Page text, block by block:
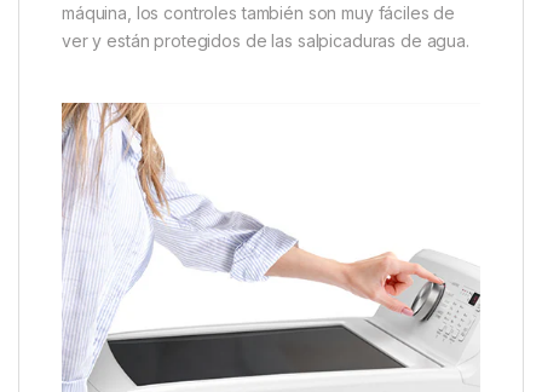
máquina, los controles también son muy fáciles de
ver y están protegidos de las salpicaduras de agua.